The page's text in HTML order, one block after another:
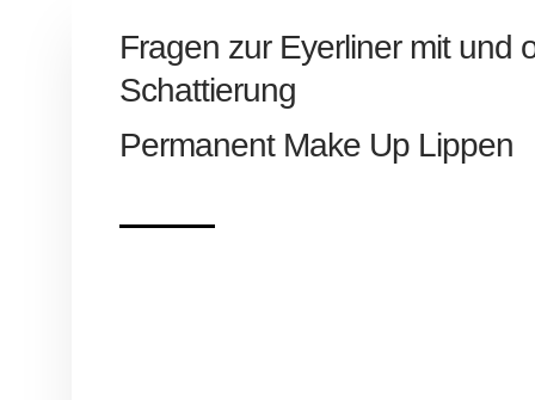
Fragen zur Eyerliner mit und
Schattierung
Permanent Make Up Lippen